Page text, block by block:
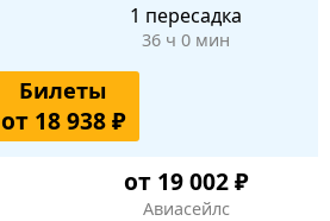
1 пересадка
36 ч 0 мин
Билеты
от 18 938 ₽
от 19 002 ₽
Авиасейлс